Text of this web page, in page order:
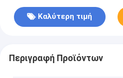
Καλύτερη τιμή
Περιγραφή Προϊόντων